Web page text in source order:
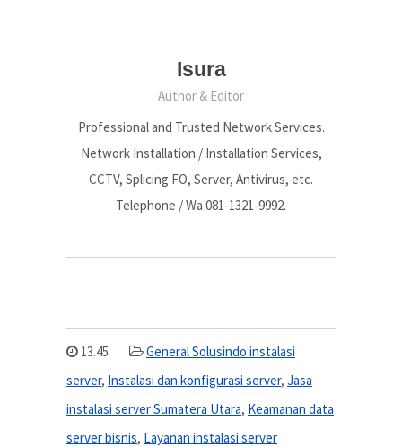
Isura
Author & Editor
Professional and Trusted Network Services.
Network Installation / Installation Services,
CCTV, Splicing FO, Server, Antivirus, etc.
Telephone / Wa 081-1321-9992.
13.45
General Solusindo instalasi
server, Instalasi dan konfigurasi server, Jasa
instalasi server Sumatera Utara, Keamanan data
server bisnis, Layanan instalasi server